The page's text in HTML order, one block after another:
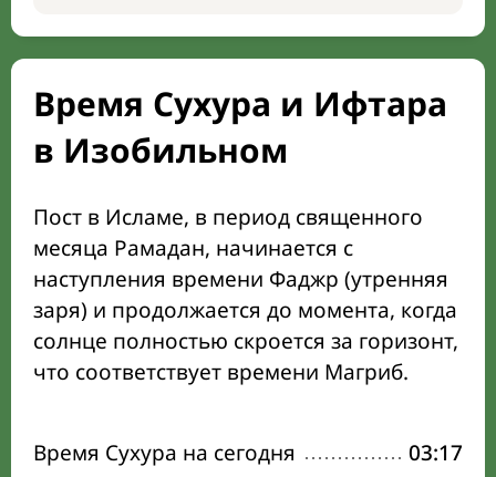
Время Сухура и Ифтара
в Изобильном
Пост в Исламе, в период священного
месяца Рамадан, начинается с
наступления времени Фаджр (утренняя
заря) и продолжается до момента, когда
солнце полностью скроется за горизонт,
что соответствует времени Магриб.
Время Сухура на сегодня 03:17